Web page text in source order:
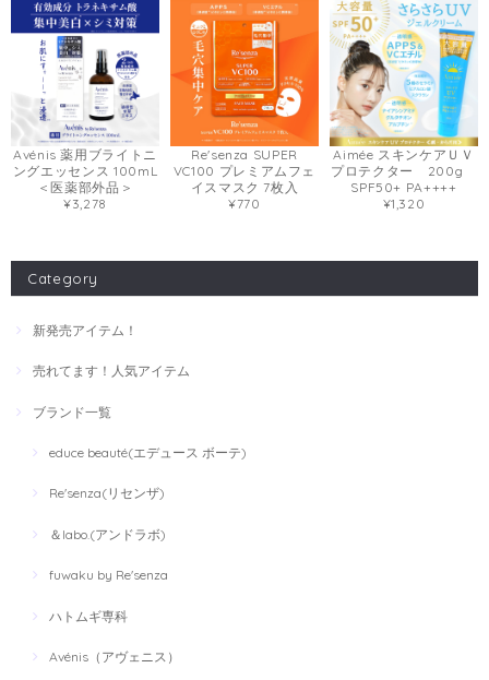
Avénis 薬用ブライトニ
ングエッセンス 100mL
＜医薬部外品＞
¥3,278
Re'senza SUPER
VC100 プレミアムフェ
イスマスク 7枚入
¥770
Aimée スキンケアＵＶ
プロテクター 200g
SPF50+ PA++++
¥1,320
Category
新発売アイテム！
売れてます！人気アイテム
ブランド一覧
educe beauté(エデュース ボーテ)
Re'senza(リセンザ)
＆labo.(アンドラボ)
fuwaku by Re'senza
ハトムギ専科
Avénis（アヴェニス）